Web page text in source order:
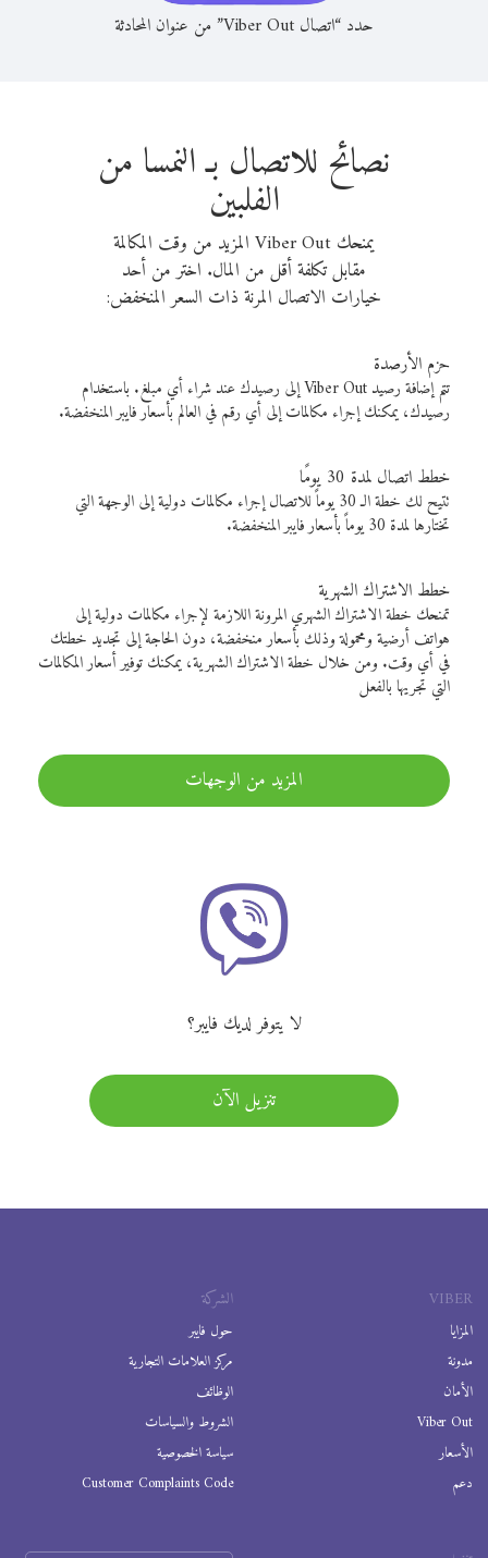
حدد “اتصال Viber Out” من عنوان المحادثة
نصائح للاتصال بـ النمسا من
الفلبين
يمنحك Viber Out المزيد من وقت المكالمة
مقابل تكلفة أقل من المال. اختر من أحد
خيارات الاتصال المرنة ذات السعر المنخفض:
حزم الأرصدة
تتم إضافة رصيد Viber Out إلى رصيدك عند شراء أي مبلغ. باستخدام
رصيدك، يمكنك إجراء مكالمات إلى أي رقم في العالم بأسعار فايبر المنخفضة.
خطط اتصال لمدة 30 يومًا
تتيح لك خطة الـ 30 يوماً للاتصال إجراء مكالمات دولية إلى الوجهة التي
تختارها لمدة 30 يوماً بأسعار فايبر المنخفضة.
خطط الاشتراك الشهرية
تمنحك خطة الاشتراك الشهري المرونة اللازمة لإجراء مكالمات دولية إلى
هواتف أرضية ومحمولة وذلك بأسعار منخفضة، دون الحاجة إلى تجديد خطتك
في أي وقت. ومن خلال خطة الاشتراك الشهرية، يمكنك توفير أسعار المكالمات
التي تجريها بالفعل
المزيد من الوجهات
لا يتوفر لديك فايبر؟
تنزيل الآن
VIBER
المزايا
مدونة
الأمان
Viber Out
الأسعار
دعم
الشركة
حول فايبر
مركز العلامات التجارية
الوظائف
الشروط والسياسات
سياسة الخصوصية
Customer Complaints Code